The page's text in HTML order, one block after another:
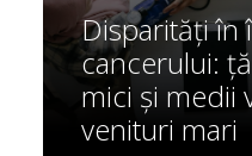
Disparități în
cancerului:
mici și medii
venituri mari